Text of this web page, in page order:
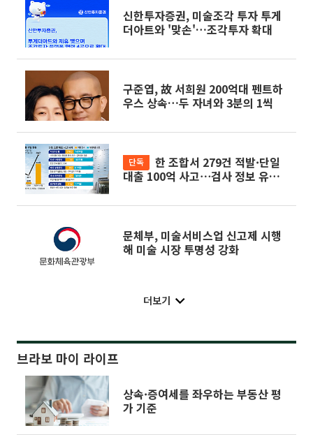
신한투자증권, 미술조각 투자 투게
더아트와 '맞손'…조각투자 확대
구준엽, 故 서희원 200억대 펜트하
우스 상속…두 자녀와 3분의 1씩
단독
대출 100억 사고⋯검사 정보 유출
문체부, 미술서비스업 신고제 시행
해 미술 시장 투명성 강화
더보기
브라보 마이 라이프
상속·증여세를 좌우하는 부동산 평
가 기준